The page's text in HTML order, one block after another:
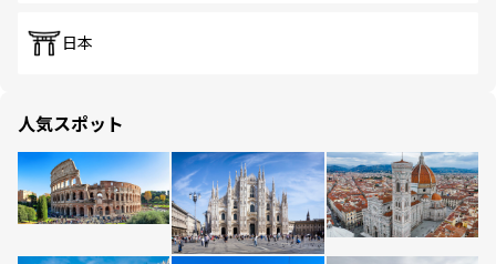
日本
人気スポット